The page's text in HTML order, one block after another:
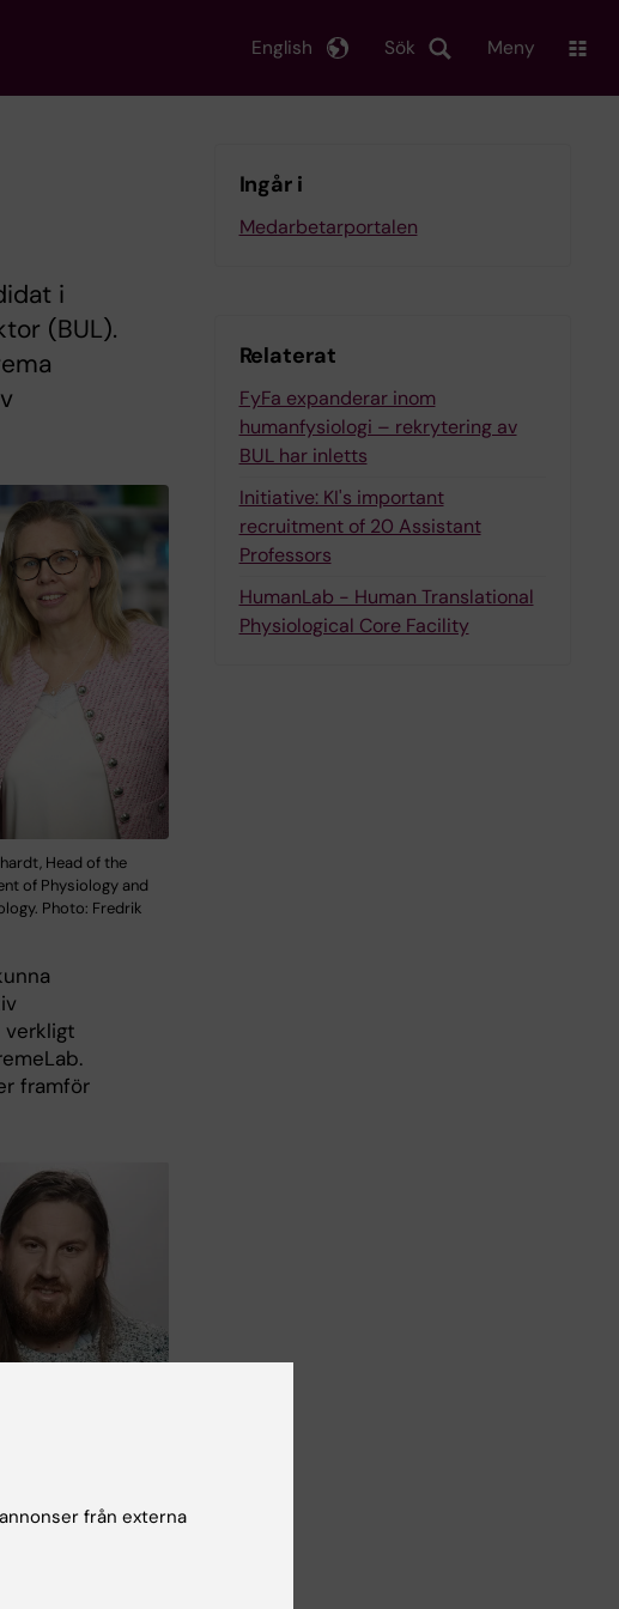
Sök
English Meny
i
(BUL).
Head of the
of Physiology and
Photo: Fredrik
verkligt
framför
Ingår i
Medarbetarportalen
Relaterat
FyFa expanderar inom
humanfysiologi – rekrytering av
BUL har inletts
Initiative: KI's important
recruitment of 20 Assistant
Professors
HumanLab - Human Translational
Physiological Core Facility
från externa